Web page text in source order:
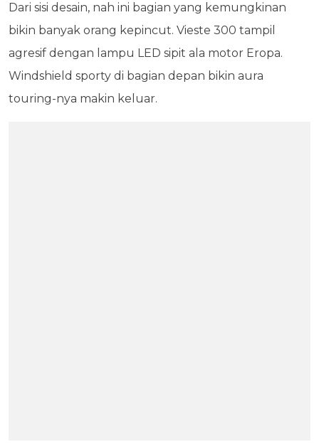
Dari sisi desain, nah ini bagian yang kemungkinan
bikin banyak orang kepincut. Vieste 300 tampil
agresif dengan lampu LED sipit ala motor Eropa.
Windshield sporty di bagian depan bikin aura
touring-nya makin keluar.